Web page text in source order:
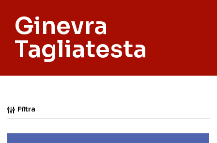
Ginevra
Tagliatesta
Filtra